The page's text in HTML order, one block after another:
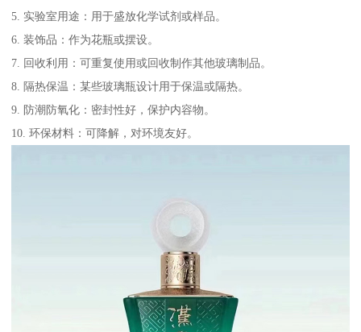
5. 实验室用途：用于盛放化学试剂或样品。
6. 装饰品：作为花瓶或摆设。
7. 回收利用：可重复使用或回收制作其他玻璃制品。
8. 隔热保温：某些玻璃瓶设计用于保温或隔热。
9. 防潮防氧化：密封性好，保护内容物。
10. 环保材料：可降解，对环境友好。